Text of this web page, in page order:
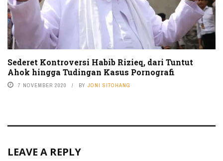
Sederet Kontroversi Habib Rizieq, dari Tuntut
Ahok hingga Tudingan Kasus Pornografi
7 NOVEMBER 2020 BY JONI SITOHANG
LEAVE A REPLY